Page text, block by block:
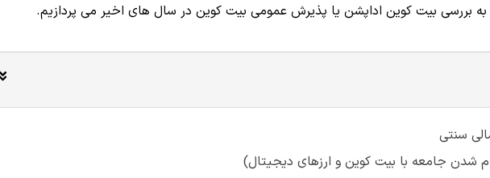
بررسی بیت کوین اداپشن یا پذیرش عمومی بیت کوین در سال های اخیر می پردازیم.
سنتی
شدن جامعه با بیت کوین و ارزهای دیجیتال)